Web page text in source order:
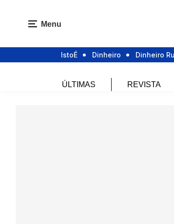
Menu
IstoÉ Dinheiro Dinheiro
ÚLTIMAS REVISTA